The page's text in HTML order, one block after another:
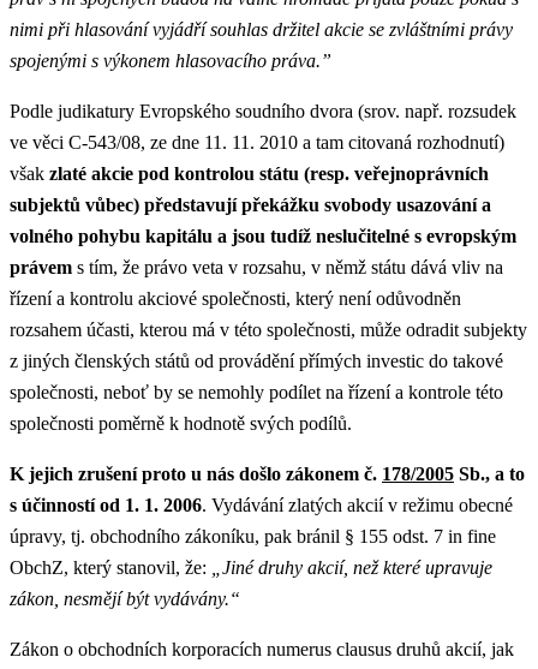
nimi při hlasování vyjádří souhlas držitel akcie se zvláštními právy
spojenými s výkonem hlasovacího práva.”
Podle judikatury Evropského soudního dvora (srov. např. rozsudek
ve věci C‑543/08, ze dne 11. 11. 2010 a tam citovaná rozhodnutí)
však zlaté akcie pod kontrolou státu (resp. veřejnoprávních
subjektů vůbec) představují překážku svobody usazování a
volného pohybu kapitálu a jsou tudíž neslučitelné s evropským
právem s tím, že právo veta v rozsahu, v němž státu dává vliv na
řízení a kontrolu akciové společnosti, který není odůvodněn
rozsahem účasti, kterou má v této společnosti, může odradit subjekty
z jiných členských států od provádění přímých investic do takové
společnosti, neboť by se nemohly podílet na řízení a kontrole této
společnosti poměrně k hodnotě svých podílů.
K jejich zrušení proto u nás došlo zákonem č. 178/2005 Sb., a to
s účinností od 1. 1. 2006. Vydávání zlatých akcií v režimu obecné
úpravy, tj. obchodního zákoníku, pak bránil § 155 odst. 7 in fine
ObchZ, který stanovil, že: „Jiné druhy akcií, než které upravuje
zákon, nesmějí být vydávány.“
Zákon o obchodních korporacích numerus clausus druhů akcií, jak